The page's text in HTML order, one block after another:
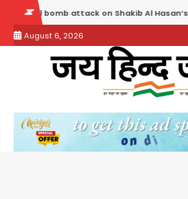
content
on Shakib Al Hasan’s house: शेख हसीना की वर्चुअल
August 6, 2026